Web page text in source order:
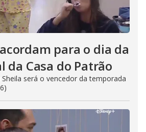
para o dia da
da Casa do Patrão
será o vencedor da temporada